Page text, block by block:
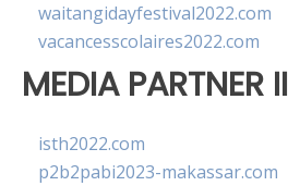
waitangidayfestival2022.com
vacancesscolaires2022.com
MEDIA PARTNER II
isth2022.com
p2b2pabi2023-makassar.com